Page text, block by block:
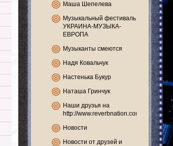
Маша Шепелева
Музыкальный фестиваль
УКРАИНА-МУЗЫКА-
ЕВРОПА
Музыканты смеются
Надя Ковальчук
Настенька Букур
Наташа Гринчук
Наши друзья на
http://www.reverbnation.com
Новости
Новости от друзей и